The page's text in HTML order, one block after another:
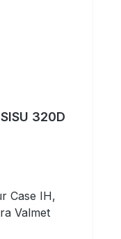
320D
Case IH,
Valmet